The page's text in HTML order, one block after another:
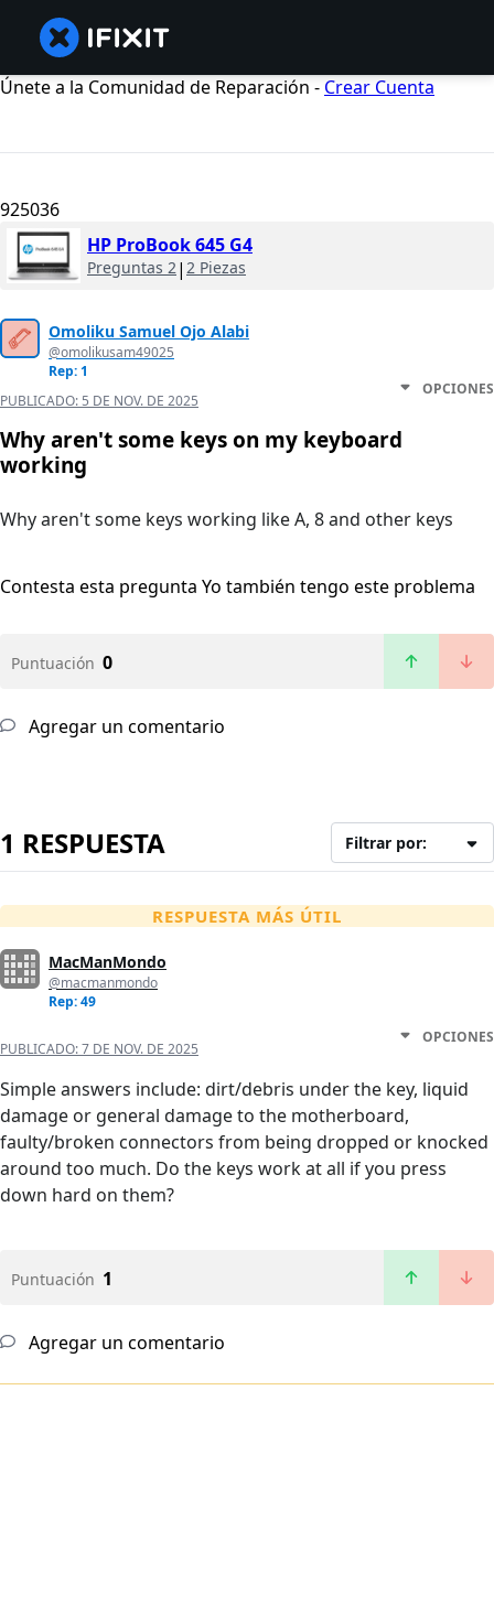
Únete a la Comunidad de Reparación - Crear Cuenta
925036
HP ProBook 645 G4
Preguntas 2| 2 Piezas
Omoliku Samuel Ojo Alabi
@omolikusam49025
Rep: 1
PUBLICADO: 5 DE NOV. DE 2025
OPCIONES
Why aren't some keys on my keyboard
working
Why aren't some keys working like A, 8 and other keys
Contesta esta pregunta Yo también tengo este problema
Puntuación 0
Agregar un comentario
1 RESPUESTA Filtrar por:
RESPUESTA MÁS ÚTIL
MacManMondo
@macmanmondo
Rep: 49
PUBLICADO:7 DE NOV. DE 2025
OPCIONES
Simple answers include: dirt/debris under the key, liquid
damage or general damage to the motherboard,
faulty/broken connectors from being dropped or knocked
around too much. Do the keys work at all if you press
down hard on them?
Puntuación 1
Agregar un comentario